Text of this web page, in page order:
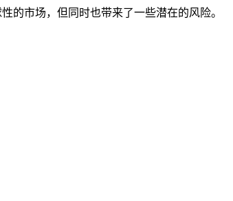
的市场，但同时也带来了一些潜在的风险。